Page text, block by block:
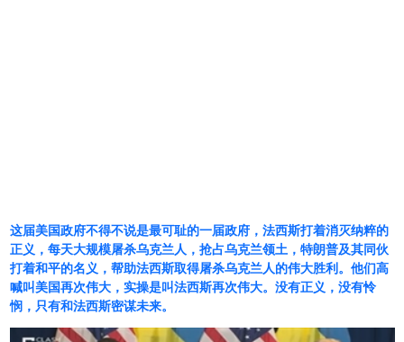
这届美国政府不得不说是最可耻的一届政府，法西斯打着消灭纳粹的
正义，每天大规模屠杀乌克兰人，抢占乌克兰领土，特朗普及其同伙
打着和平的名义，帮助法西斯取得屠杀乌克兰人的伟大胜利。他们高
喊叫美国再次伟大，实操是叫法西斯再次伟大。没有正义，没有怜
悯，只有和法西斯密谋未来。